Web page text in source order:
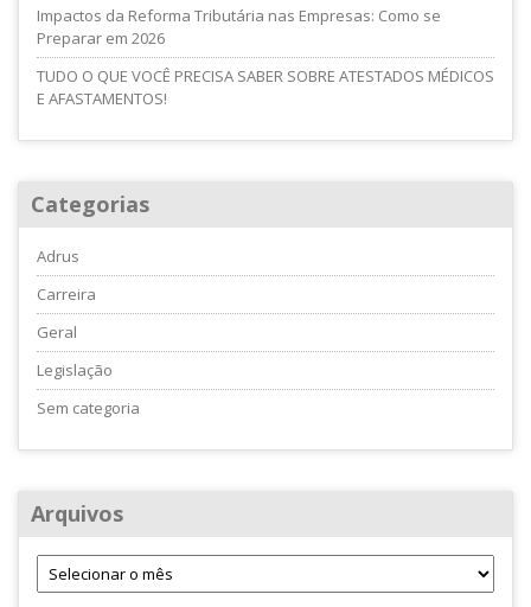
Impactos da Reforma Tributária nas Empresas: Como se
Preparar em 2026
TUDO O QUE VOCÊ PRECISA SABER SOBRE ATESTADOS MÉDICOS
E AFASTAMENTOS!
Categorias
Adrus
Carreira
Geral
Legislação
Sem categoria
Arquivos